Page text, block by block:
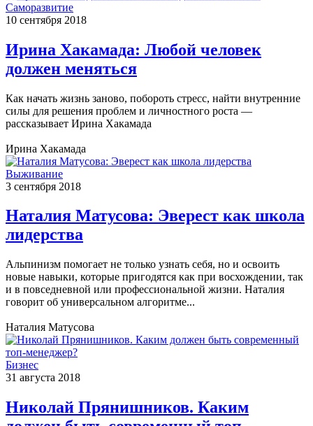
Саморазвитие
10 сентября 2018
Ирина Хакамада: Любой человек
должен меняться
Как начать жизнь заново, побороть стресс, найти внутренние
силы для решения проблем и личностного роста —
рассказывает Ирина Хакамада
Ирина Хакамада
Выживание
3 сентября 2018
Наталия Матусова: Эверест как школа
лидерства
Альпинизм помогает не только узнать себя, но и освоить
новые навыки, которые пригодятся как при восхождении, так
и в повседневной или профессиональной жизни. Наталия
говорит об универсальном алгоритме...
Наталия Матусова
Бизнес
31 августа 2018
Николай Прянишников. Каким